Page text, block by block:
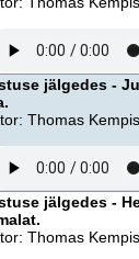
jälgedes -
Thomas
jälgedes -
Thomas